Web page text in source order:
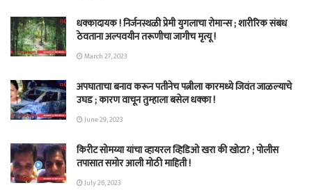
धक्कादायक ! निर्जनस्थळी प्रेमी युगलाचा रोमान्स ; शारीरिक संबंध
ठेवताना अल्पवयीन तरूणीचा जागीच मृत्यू !
March 27, 2023
अपघाताचा बनाव करून पतीनेच‎ पत्नीला कारमध्ये जिवंत जाळल्याचे
उघड ; कारण वाचून तुम्हाला बसेल धक्का !
June 29, 2023
किरीट सोमय्या यांचा व्हायरल व्हिडिओ खरा की खोटा? ; पोलीस
तपासात समोर आली मोठी माहिती !
July 26, 2023